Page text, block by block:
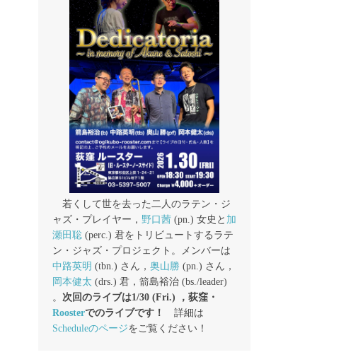
若くして世を去った二人のラテン・ジ
ャズ・プレイヤー， 野口茜 (pn.) 女史と 加
瀬田聡 (perc.) 君をトリビュートするラテ
ン・ジャズ・プロジェクト。メンバーは
中路英明 (tbn.) さん， 奥山勝 (pn.) さん，
岡本健太 (drs.) 君，箭島裕治 (bs./leader)
。 次回のライブは1/30 (Fri.) ，荻窪・
Roosterでのライブです！
詳細は
Scheduleのページをご覧ください！